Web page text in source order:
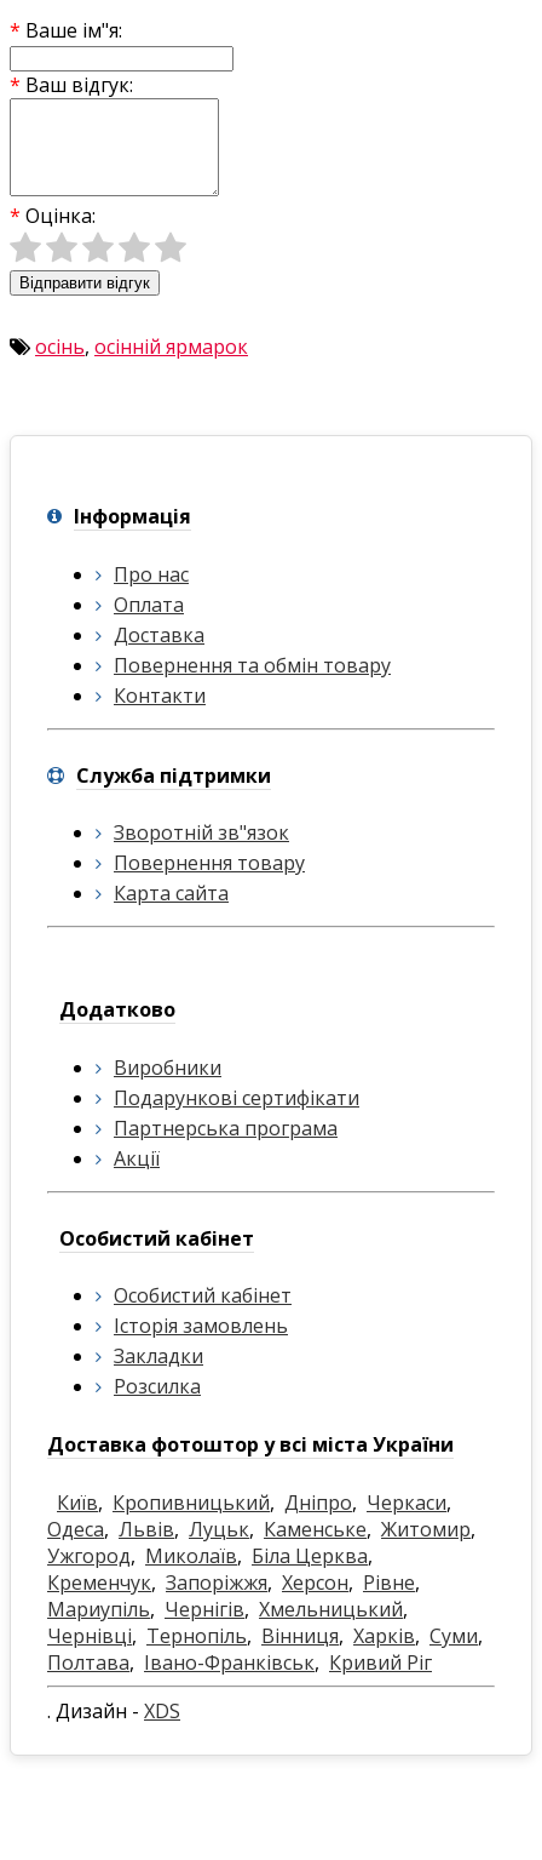
Ваше ім"я:
Ваш відгук:
Оцінка:
Відправити відгук
осінь, осінній ярмарок
Інформація
Про нас
Оплата
Доставка
Повернення та обмін товару
Контакти
Служба підтримки
Зворотній зв"язок
Повернення товару
Карта сайта
Додатково
Виробники
Подарункові сертифікати
Партнерська програма
Акції
Особистий кабінет
Особистий кабінет
Історія замовлень
Закладки
Розсилка
Доставка фотоштор у всі міста України
Київ, Кропивницький, Дніпро, Черкаси,
Одеса, Львів, Луцьк, Каменське, Житомир,
Ужгород, Миколаїв, Біла Церква,
Кременчук, Запоріжжя, Херсон, Рівне,
Мариупіль, Чернігів, Хмельницький,
Чернівці, Тернопіль, Вінниця, Харків, Суми,
Полтава, Івано-Франківськ, Кривий Ріг
. Дизайн - XDS